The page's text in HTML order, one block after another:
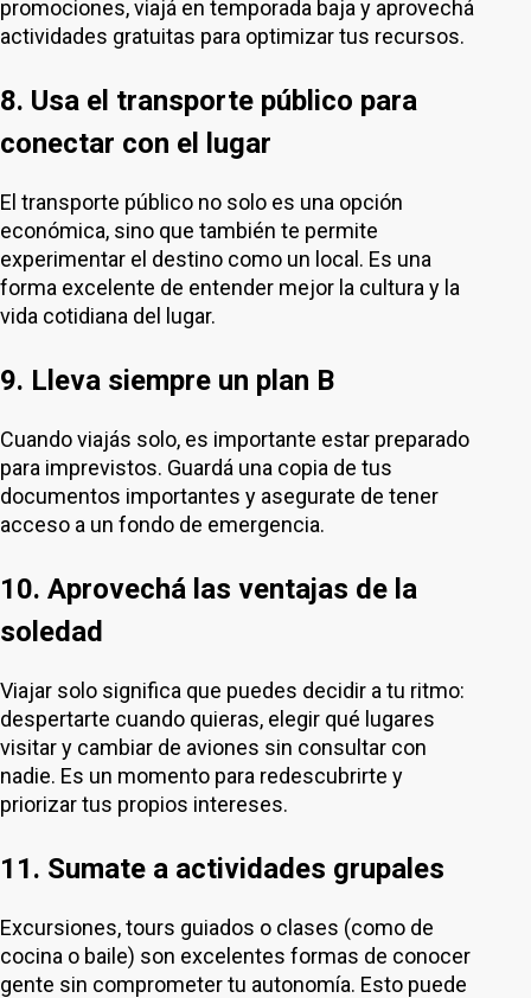
promociones, viajá en temporada baja y aprovechá
actividades gratuitas para optimizar tus recursos.
8. Usa el transporte público para
conectar con el lugar
El transporte público no solo es una opción
económica, sino que también te permite
experimentar el destino como un local. Es una
forma excelente de entender mejor la cultura y la
vida cotidiana del lugar.
9. Lleva siempre un plan B
Cuando viajás solo, es importante estar preparado
para imprevistos. Guardá una copia de tus
documentos importantes y asegurate de tener
acceso a un fondo de emergencia.
10. Aprovechá las ventajas de la
soledad
Viajar solo significa que puedes decidir a tu ritmo:
despertarte cuando quieras, elegir qué lugares
visitar y cambiar de aviones sin consultar con
nadie. Es un momento para redescubrirte y
priorizar tus propios intereses.
11. Sumate a actividades grupales
Excursiones, tours guiados o clases (como de
cocina o baile) son excelentes formas de conocer
gente sin comprometer tu autonomía. Esto puede